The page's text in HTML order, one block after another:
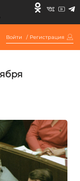
Войти / Регистрация